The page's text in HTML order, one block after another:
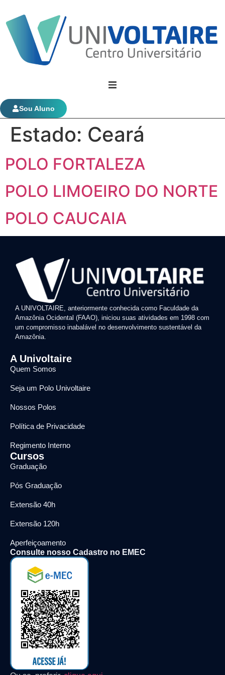
Univoltaire
Graduação
Evolução Funcional
Sou Aluno
Estado: Ceará
POLO FORTALEZA
POLO LIMOEIRO DO NORTE
POLO CAUCAIA
A UNIVOLTAIRE, anteriormente conhecida como Faculdade da
Amazônia Ocidental (FAAO), iniciou suas atividades em 1998 com
um compromisso inabalável no desenvolvimento sustentável da
Amazônia.
A Univoltaire
Quem Somos
Seja um Polo Univoltaire
Nossos Polos
Política de Privacidade
Regimento Interno
Cursos
Graduação
Pós Graduação
Extensão 40h
Extensão 120h
Aperfeiçoamento
Consulte nosso Cadastro no EMEC